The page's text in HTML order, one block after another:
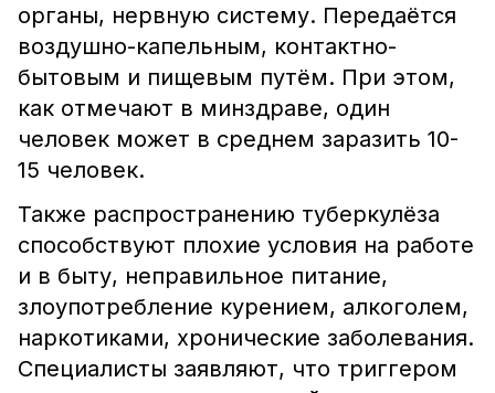
органы, нервную систему. Передаётся
воздушно-капельным, контактно-
бытовым и пищевым путём. При этом,
как отмечают в минздраве, один
человек может в среднем заразить 10-
15 человек.
Также распространению туберкулёза
способствуют плохие условия на работе
и в быту, неправильное питание,
злоупотребление курением, алкоголем,
наркотиками, хронические заболевания.
Специалисты заявляют, что триггером